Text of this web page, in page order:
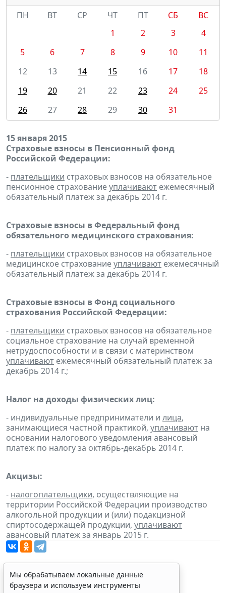
ПН
ВТ СР ЧТ ПТ СБ
ВС
1
2 3
4
5
6 7 8 9 10
11
12
13 14 15 16 17
18
19
20 21 22 23 24
25
26
27 28 29 30 31
15 января 2015
Страховые взносы в Пенсионный фонд
Российской Федерации:
- плательщики страховых взносов на обязательное
пенсионное страхованиеуплачивают ежемесячный
обязательный платеж за декабрь 2014 г.
Страховые взносы в Федеральный фонд
обязательного медицинского страхования:
- плательщики страховых взносов на обязательное
медицинское страхованиеуплачивают ежемесячный
обязательный платеж за декабрь 2014 г.
Страховые взносы в Фонд социального
страхования Российской Федерации:
- плательщики страховых взносов на обязательное
социальное страхование на случай временной
нетрудоспособности и в связи с материнством
уплачивают ежемесячный обязательный платеж за
декабрь 2014 г.;
Налог на доходы физических лиц:
- индивидуальные предприниматели и лица,
занимающиеся частной практикой, уплачивают на
основании налогового уведомления авансовый
платеж по налогу за октябрь-декабрь 2014 г.
Акцизы:
- налогоплательщики, осуществляющие на
территории Российской Федерации производство
алкогольной продукции и (или) подакцизной
спиртосодержащей продукции, уплачивают
авансовый платеж за январь 2015 г.
Мы обрабатываем локальные данные
браузера и используем инструменты